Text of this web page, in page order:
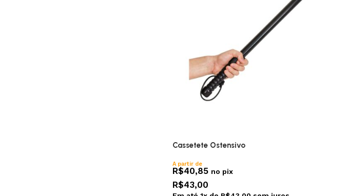
Cassetete Ostensivo
A partir de
R$40,85 no pix
R$43,00